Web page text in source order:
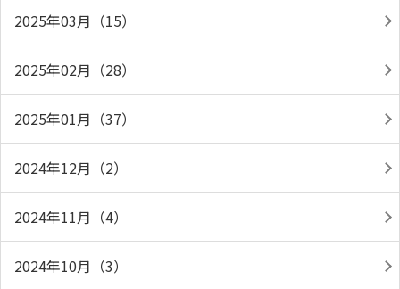
2025年03月（15）
2025年02月（28）
2025年01月（37）
2024年12月（2）
2024年11月（4）
2024年10月（3）